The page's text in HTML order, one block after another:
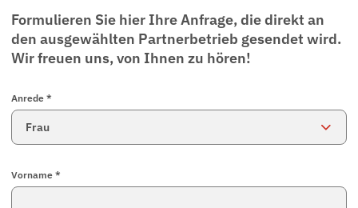
Formulieren Sie hier Ihre Anfrage, die direkt an
den ausgewählten Partnerbetrieb gesendet wird.
Wir freuen uns, von Ihnen zu hören!
Anrede *
Vorname *